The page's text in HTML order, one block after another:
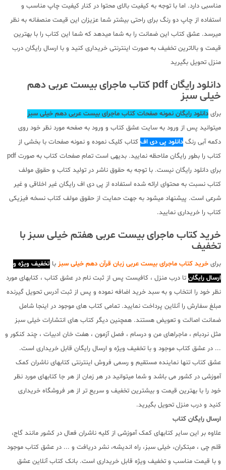
مناسبی دارد. اما با توجه به کیفیت بالای محتوا در کنار کیفیت چاپ مناسب و
استفاده از چاپ دو رنگ برای راحتی بیشتر شما عزیزان این قیمت منصفانه به نظر
میرسد. عشق کتاب این ضمانت را به شما میدهد که شما این کتاب را با بهترین
قیمت و بالاترین تخفیف به صورت اینترنتی خریداری کنید و با ارسال رایگان درب
منزل تحویل بگیرید
دانلود رایگان pdf کتاب ماجرای بیست عربی دهم
خیلی سبز
برای دانلود رایگان نمونه صفحات کتاب ماجرای بیست عربی دهم خیلی سبز
میتوانید پس از ورود به سایت عشق کتاب و ورود به صفحه مورد نظر خود روی
دکمه آبی رنگ دانلود پی دی اف کتاب کلیک نموده و نمونه صفحات با بخشی از
کتاب را بطور رایگان ملاحظه نمایید. بدیهی است تمام صفحات کتاب به صورت pdf
برای دانلود رایگان نیست. با توجه به حقوق ناشر در تولید کتاب و حقوق مولف
کتاب نسبت به محتوای ارائه شده استفاده از پی دی اف رایگان غیر اخلاقی و غیر
شرعی است. پیشنهاد میشود به جهت حمایت از حقوق مولف کتاب نسخه فیزیکی
کتاب را خریداری نمایید.
خرید کتاب ماجرای بیست عربی هفتم خیلی سبز با
تخفیف
برای خرید کتاب ماجرای بیست عربی زبان قرآن دهم خیلی سبز با تخفیف ویژه و
ارسال رایگان تا درب منزل ، کافیست پس از ثبت نام در عشق کتاب ، کتابهای مورد
نظر خود را انتخاب و به سبد خرید اضافه نموده و پس از ثبت آدرس تحویل گیرنده
مبلغ سفارش را آنلاین پرداخت نمایید. تمامی کتاب های موجود در اینجا شامل
ضمانت اصالت و تعویض هستند. همچنین دیگر کتاب های انتشارات خیلی سبز
مثل نردبام ، ماجراهای من و درسام ، فصل آزمون ، هفت خان ادبیات ، چند کنکور و
... در عشق کتاب موجود و با تخفیف ویژه و ارسال رایگان قابل خریداری است.
عشق کتاب تنها نماینده مستقیم و رسمی فروش اینترنتی کتابهای ناشران کمک
آموزشی در کشور می باشد و شما میتوانید در هر زمان از هر جا کتابهای مورد نظر
خود را با بهترین قیمت و بیشترین تخفیف و سریع تر از هر فروشگاه خریداری
کنید و درب منزل تحویل بگیرید.
ارسال رایگان کتاب
علاوه بر این سایر کتابهای کمک آموزشی از کلیه ناشران فعال در کشور مانند گاج،
قلم چی ، مبتکران، خیلی سبز، راه اندیشه، نشر دریافت و ... در عشق کتاب موجود
و با قیمت مناسب و تخفیف ویژه قابل خریداری است. بانک کتاب آنلاین عشق